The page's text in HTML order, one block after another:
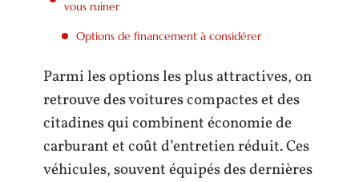
vous ruiner
Options de financement à considérer
Parmi les options les plus attractives, on
retrouve des voitures compactes et des
citadines qui combinent économie de
carburant et coût d’entretien réduit. Ces
véhicules, souvent équipés des dernières